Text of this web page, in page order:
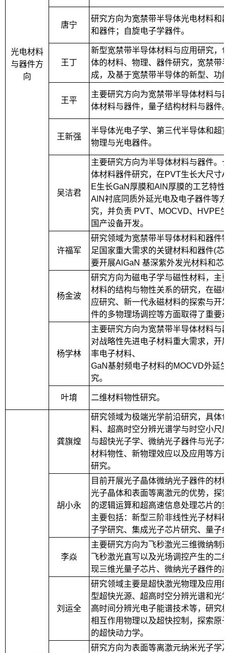
光电材料
与器件方
向
唐宁
研究方向为宽禁带半导体光电材料和
和器件；自旋电子学器件。
王丁
新型宽禁带半导体材料与应用研究，
体的材料、物理、器件研究，宽禁带
成，及基于宽禁带半导体的新型、功
王平
主要研究方向为宽禁带半导体材料与
体材料与器件，量子结构材料与器件
王新强
半导体光电子学、第三代半导体和超
物理与光电器件。
吴洁君
主要研究方向为半导体材料与器件。
体材料器件研究，在PVT生长大尺寸
E生长GaN厚膜和AlN厚膜的工艺特性
AlN衬底同质外延光电及电子器件等
究，并负责 PVT、MOCVD、HVPE
国产设备开发。
许福军
研究领域为宽禁带半导体材料和器件
足国家重大需求的关键材料和器件(芯
要开展AlGaN 基深紫外发光材料和芯
杨金波
研究方向为磁电子学与磁性材料，主
材料的结构与物性关系的研究，在磁
应研究、新一代永磁材料的探索与开
件的多物理场调控等方面取得了重要
杨学林
主要研究方向为宽禁带半导体材料与
对战略性先进电子材料重大需求，开
率电子材料、
GaN基射频电子材料的MOCVD外延
究。
叶堉 二维材料物性研究。
龚旗煌
研究领域为极端光学前沿研究，具体
料、超高时空分辨光谱学与时空小尺
与超快光子学、微纳光子器件与光子
材料物性、新物理效应以及应用等方
研究。
胡小永
目前开展光子晶体微纳光子器件的材
光子晶体和表面等离激元的优势，探
的逻辑运算和超高速信息处理芯片的
主要包括：新型三阶非线性光子材料
子学研究、集成光子芯片研究、量子
李焱
主要研究方向为飞秒激光三维微纳制
飞秒激光直写以及光场调控产生的二
现三维光量子芯片、微纳光子器件的
刘运全
研究领域主要是超快激光物理及应用
型超快光源、超高时空分辨光谱和光
高时间分辨光电子能谱技术等，研究
相互作用物理以及超快控制，探索原
的超快动力学。
研究方向为表面等离激元纳米光子学